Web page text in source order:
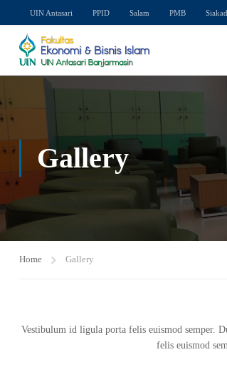
UIN Antasari PPID Salam PMB Siakad
Gallery
Home Gallery
Vestibulum id ligula porta felis euismod semper.
felis euismod